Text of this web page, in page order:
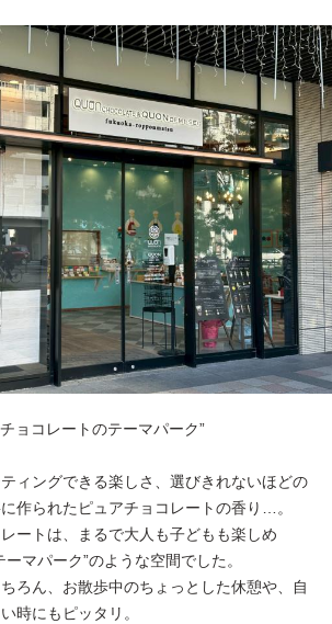
ョコレートのテーマパーク”
ィングできる楽しさ、選びきれないほどの
作られたピュアチョコレートの香り…。
ートは、まるで大人も子どもも楽しめ
マパーク”のような空間でした。
ろん、お散歩中のちょっとした休憩や、自
時にもピッタリ。